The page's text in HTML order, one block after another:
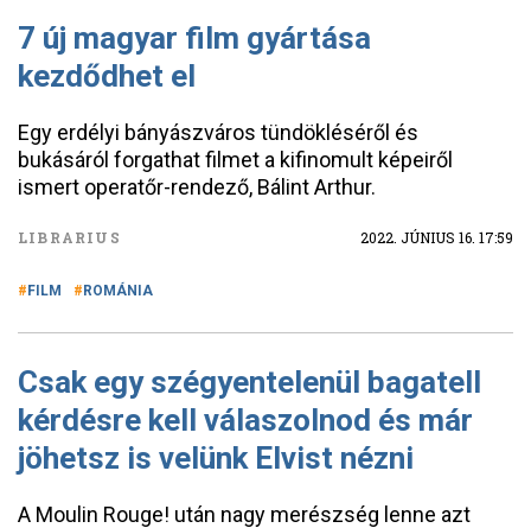
7 új magyar film gyártása
kezdődhet el
Egy erdélyi bányászváros tündökléséről és
bukásáról forgathat filmet a kifinomult képeiről
ismert operatőr-rendező, Bálint Arthur.
LIBRARIUS 2022. JÚNIUS 16. 17:59
FILM ROMÁNIA
Csak egy szégyentelenül bagatell
kérdésre kell válaszolnod és már
jöhetsz is velünk Elvist nézni
A Moulin Rouge! után nagy merészség lenne azt